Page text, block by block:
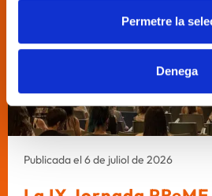
Permetre la
Denega
Publicada el 6 de juliol de 2026